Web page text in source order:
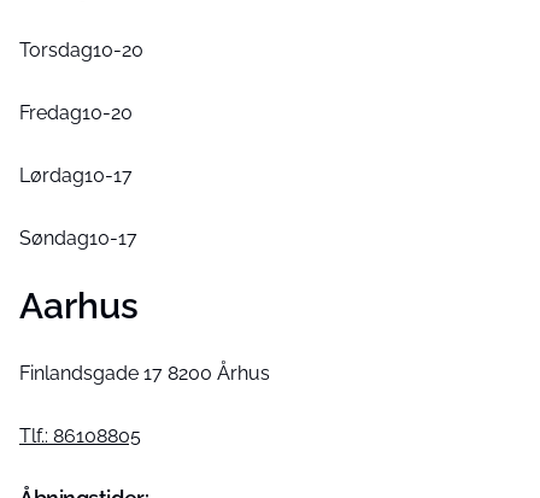
Torsdag10-20
Fredag10-20
Lørdag10-17
Søndag10-17
Aarhus
Finlandsgade 17 8200 Århus
Tlf.: 86108805